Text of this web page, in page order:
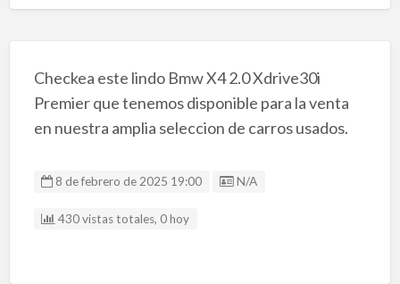
Checkea este lindo Bmw X4 2.0 Xdrive30i
Premier que tenemos disponible para la venta
en nuestra amplia seleccion de carros usados.
8 de febrero de 2025 19:00 Listing ID
N/A
430 vistas totales, 0 hoy